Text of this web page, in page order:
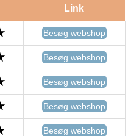
Link
Besøg webshop
Besøg webshop
Besøg webshop
Besøg webshop
Besøg webshop